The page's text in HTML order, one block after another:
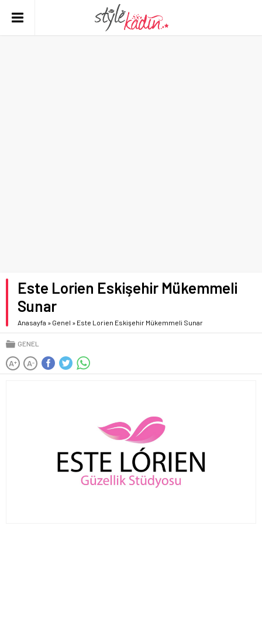
Este Lorien Eskişehir Mükemmeli
Sunar
Anasayfa » Genel » Este Lorien Eskişehir Mükemmeli Sunar
GENEL
A+ A-